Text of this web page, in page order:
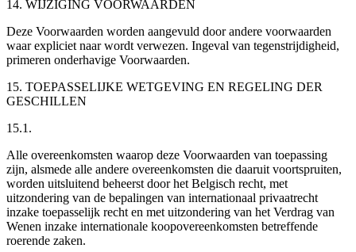
14. WIJZIGING VOORWAARDEN
Deze Voorwaarden worden aangevuld door andere voorwaarden
waar expliciet naar wordt verwezen. Ingeval van tegenstrijdigheid,
primeren onderhavige Voorwaarden.
15. TOEPASSELIJKE WETGEVING EN REGELING DER
GESCHILLEN
15.1.
Alle overeenkomsten waarop deze Voorwaarden van toepassing
zijn, alsmede alle andere overeenkomsten die daaruit voortspruiten,
worden uitsluitend beheerst door het Belgisch recht, met
uitzondering van de bepalingen van internationaal privaatrecht
inzake toepasselijk recht en met uitzondering van het Verdrag van
Wenen inzake internationale koopovereenkomsten betreffende
roerende zaken.